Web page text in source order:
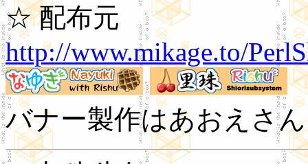
☆ 配布元
http://www.mikage.to/
バナー製作はあおえさ